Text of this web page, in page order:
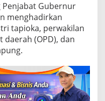
Gubernur
menghadirkan
tapioka, perwakilan
(OPD), dan